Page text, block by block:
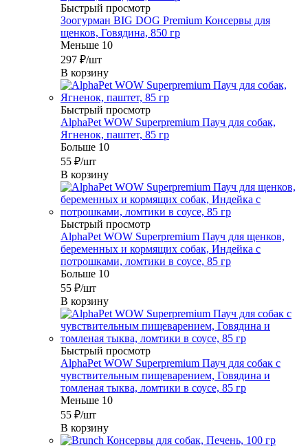
Быстрый просмотр
Зоогурман BIG DOG Premium Консервы для
щенков, Говядина, 850 гр
Меньше 10
297 ₽/шт
В корзину
Быстрый просмотр
AlphaPet WOW Superpremium Пауч для собак,
Ягненок, паштет, 85 гр
Больше 10
55 ₽/шт
В корзину
Быстрый просмотр
AlphaPet WOW Superpremium Пауч для щенков,
беременных и кормящих собак, Индейка с
потрошками, ломтики в соусе, 85 гр
Больше 10
55 ₽/шт
В корзину
Быстрый просмотр
AlphaPet WOW Superpremium Пауч для собак с
чувствительным пищеварением, Говядина и
томленая тыква, ломтики в соусе, 85 гр
Меньше 10
55 ₽/шт
В корзину